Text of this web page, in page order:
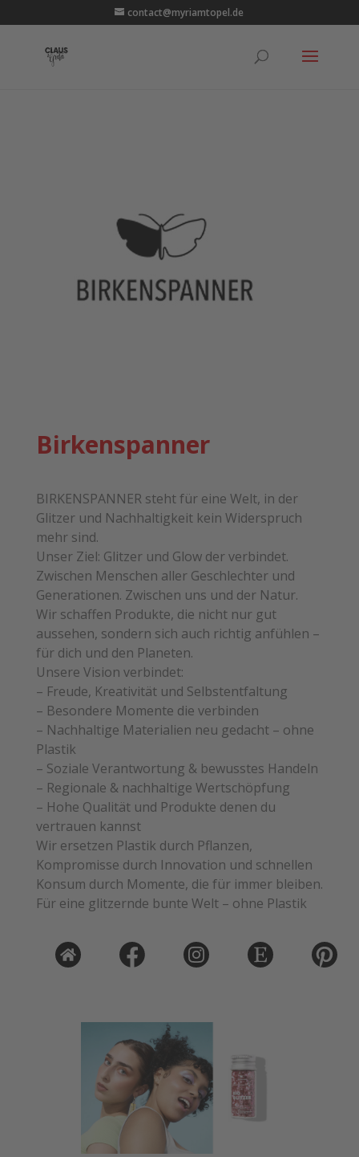
contact@myriamtopel.de
Birkenspanner
BIRKENSPANNER steht für eine Welt, in der
Glitzer und Nachhaltigkeit kein Widerspruch
mehr sind.
Unser Ziel: Glitzer und Glow der verbindet.
Zwischen Menschen aller Geschlechter und
Generationen. Zwischen uns und der Natur.
Wir schaffen Produkte, die nicht nur gut
aussehen, sondern sich auch richtig anfühlen –
für dich und den Planeten.
Unsere Vision verbindet:
– Freude, Kreativität und Selbstentfaltung
– Besondere Momente die verbinden
– Nachhaltige Materialien neu gedacht – ohne
Plastik
– Soziale Verantwortung & bewusstes Handeln
– Regionale & nachhaltige Wertschöpfung
– Hohe Qualität und Produkte denen du
vertrauen kannst
Wir ersetzen Plastik durch Pflanzen,
Kompromisse durch Innovation und schnellen
Konsum durch Momente, die für immer bleiben.
Für eine glitzernde bunte Welt – ohne Plastik